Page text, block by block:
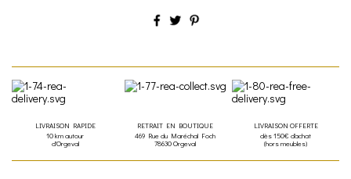
LIVRAISON RAPIDE
10 km autour
d'Orgeval
RETRAIT EN BOUTIQUE
469 Rue du Maréchal Foch
78630 Orgeval
LIVRAISON OFFERTE
dès 150€ d'achat
(hors meubles)